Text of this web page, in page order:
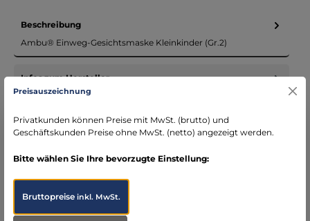
Beschreibung
Ambu® Einweg-Gesichtsmaske Kleinkinder (Gr.2)
Infos zum Hersteller
Folgende Infos zum Hersteller sind verfübar...
Bewertungen
Preisauszeichnung
Privatkunden können Preise mit MwSt. (brutto) und
Geschäftskunden Preise ohne MwSt. (netto) angezeigt werden.
Bitte wählen Sie Ihre bevorzugte Einstellung:
Bruttopreiseinkl. MwSt.